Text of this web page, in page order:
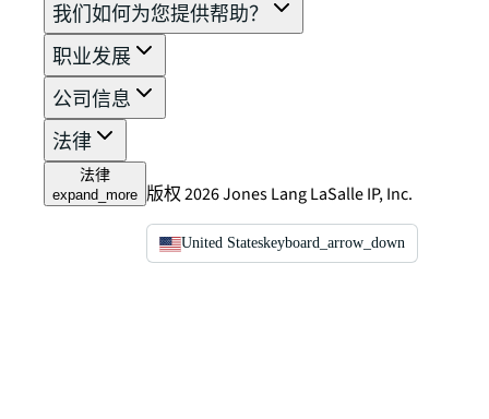
我们如何为您提供帮助？
职业发展
公司信息
法律
法律
expand_more 版权 2026 Jones Lang LaSalle IP, Inc.
United Stateskeyboard_arrow_down